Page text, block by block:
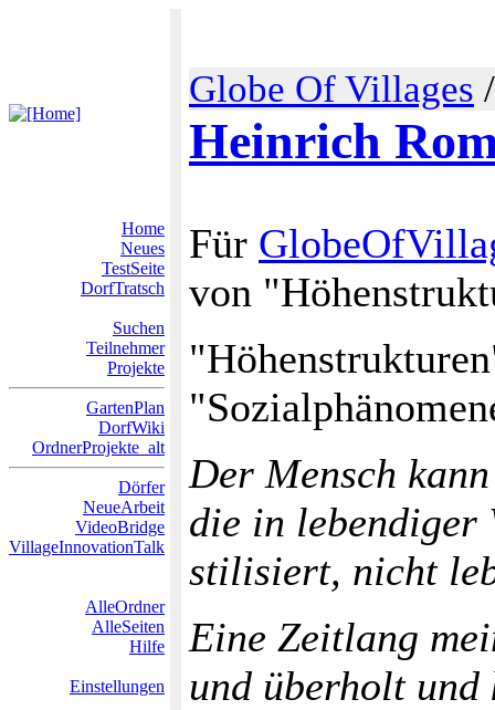
Globe Of Villages
Heinrich
Home
Neues
TestSeite
DorfTratsch
Suchen
Teilnehmer
Projekte
GartenPlan
DorfWiki
OrdnerProjekte_alt
Dörfer
NeueArbeit
VideoBridge
VillageInnovationTalk
AlleOrdner
AlleSeiten
Hilfe
Einstellungen
Für
von
Der Mensch
die in lebendiger
stilisiert, nicht
Eine Zeitlang
und überholt und